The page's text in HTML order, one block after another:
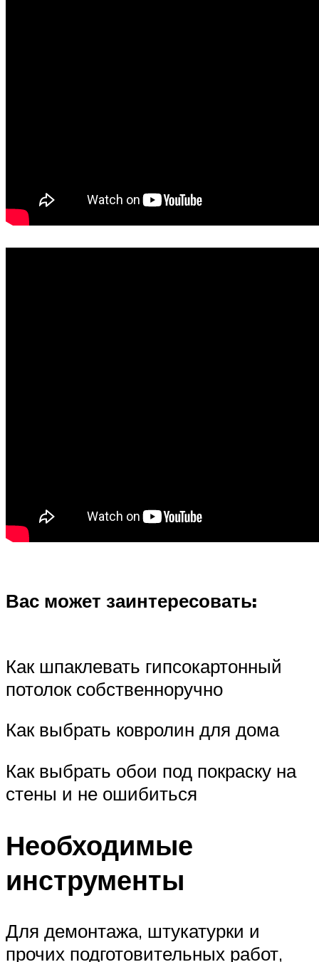
Вас может заинтересовать:
Как шпаклевать гипсокартонный
потолок собственноручно
Как выбрать ковролин для дома
Как выбрать обои под покраску на
стены и не ошибиться
Необходимые
инструменты
Для демонтажа, штукатурки и
прочих подготовительных работ,